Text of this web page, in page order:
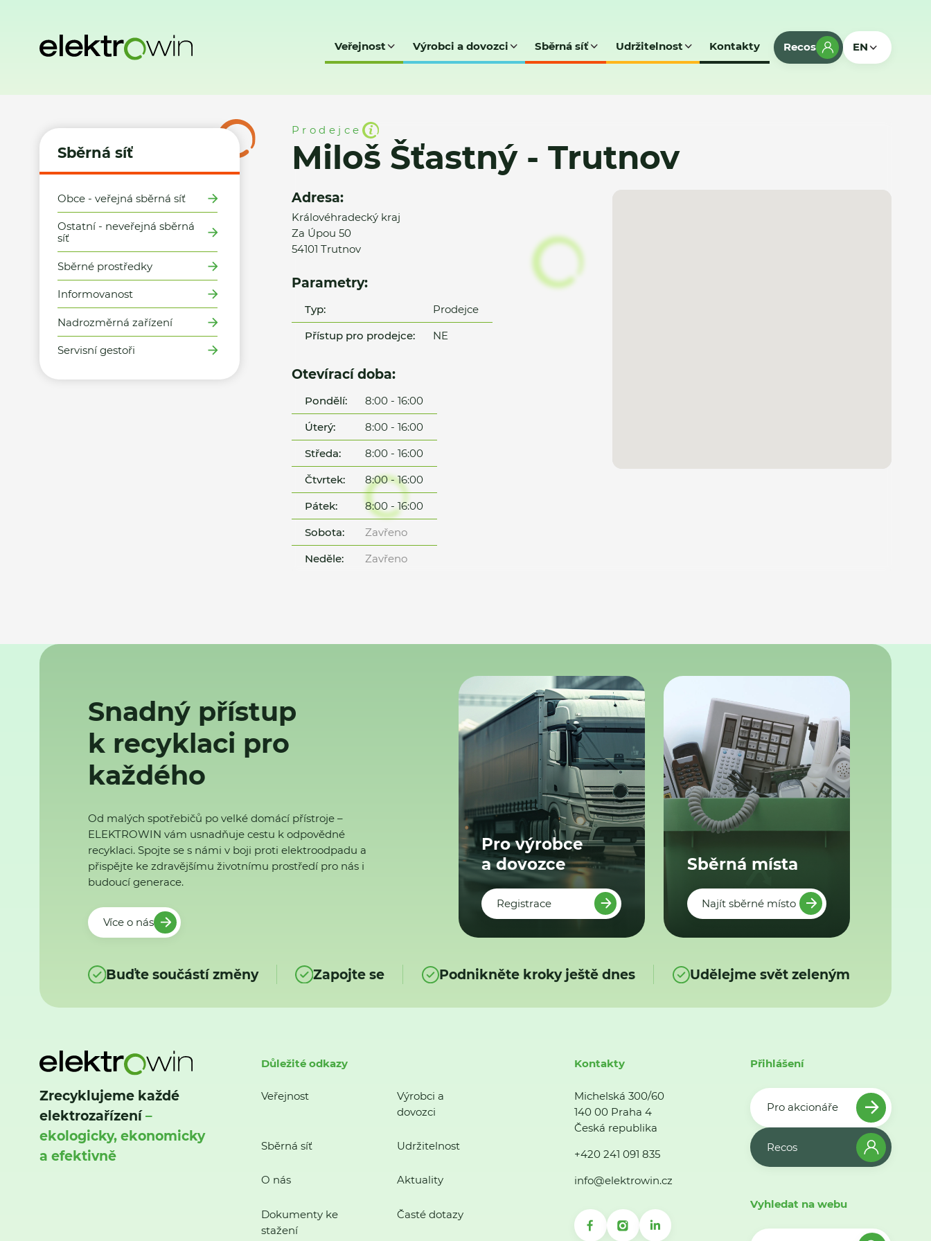
Veřejnost Výrobci a dovozci Sběrná síť Udržitelnost Kontakty Recos EN
Sběrná síť
Obce - veřejná sběrná síť
Ostatní - neveřejná sběrná
síť
Sběrné prostředky
Informovanost
Nadrozměrná zařízení
Servisní gestoři
Prodejce
Miloš Šťastný - Trutnov
Adresa:
Královéhradecký kraj
Za Úpou 50
54101 Trutnov
Parametry:
Typ:
Prodejce
Přístup pro prodejce:
NE
Otevírací doba:
Pondělí:
8:00 - 16:00
Úterý:
8:00 - 16:00
Středa:
8:00 - 16:00
Čtvrtek:
8:00 - 16:00
Pátek:
8:00 - 16:00
Sobota:
Zavřeno
Neděle:
Zavřeno
Snadný přístup
k recyklaci pro
každého
Od malých spotřebičů po velké domácí přístroje –
ELEKTROWIN vám usnadňuje cestu k odpovědné
recyklaci. Spojte se s námi v boji proti elektroodpadu a
přispějte ke zdravějšímu životnímu prostředí pro nás i
budoucí generace.
Více o nás
Pro výrobce
a dovozce
Registrace
Sběrná místa
Najít sběrné místo
Buďte součástí změny Zapojte se Podnikněte kroky ještě dnes Udělejme svět zeleným
Zrecyklujeme každé
elektrozařízení–
ekologicky, ekonomicky
a efektivně
Důležité odkazy
Veřejnost
Výrobci a
dovozci
Sběrná síť Udržitelnost
O nás Aktuality
Dokumenty ke
stažení
Časté dotazy
Kontakty
Michelská 300/60
140 00 Praha 4
Česká republika
+420 241 091 835
info@elektrowin.cz
Přihlášení
Pro akcionáře
Recos
Vyhledat na webu